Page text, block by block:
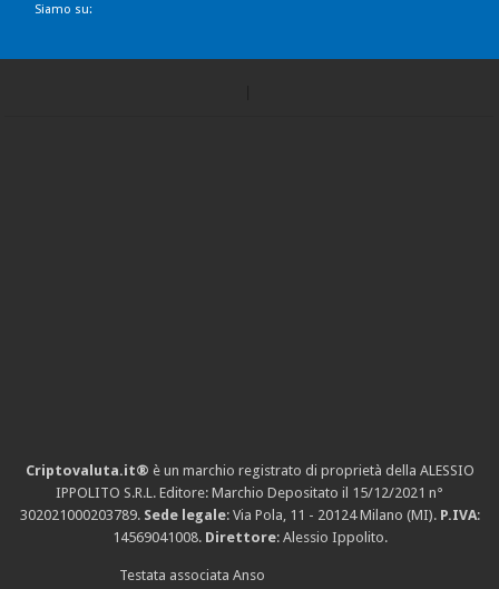
Siamo su:
Criptovaluta.it® è un marchio registrato di proprietà della ALESSIO
IPPOLITO S.R.L. Editore: Marchio Depositato il 15/12/2021 n°
302021000203789. Sede legale: Via Pola, 11 - 20124 Milano (MI). P.IVA:
14569041008. Direttore: Alessio Ippolito.
Testata associata Anso